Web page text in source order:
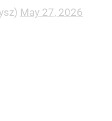
May 27, 2026